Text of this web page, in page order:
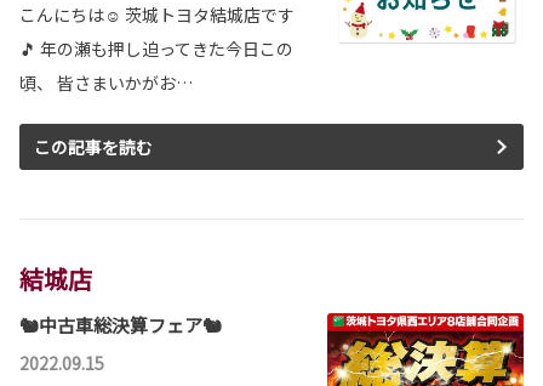
冒険の数だけ、自分仕様に育っていく。
新型ランドクルーザー”FJ”は茨城トヨタから。
詳しくはこちら
詳しくはこちら
こんにちは☺ 茨城トヨタ結城店です
🎵 年の瀬も押し迫ってきた今日この
頃、 皆さまいかがお…
この記事を読む
結城店
🐿中古車総決算フェア🐿
2022.09.15